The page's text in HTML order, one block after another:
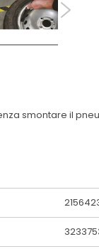
smontare il